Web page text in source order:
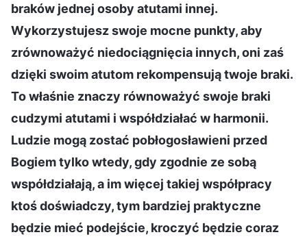
braków jednej osoby atutami innej.
Wykorzystujesz swoje mocne punkty, aby
zrównoważyć niedociągnięcia innych, oni zaś
dzięki swoim atutom rekompensują twoje braki.
To właśnie znaczy równoważyć swoje braki
cudzymi atutami i współdziałać w harmonii.
Ludzie mogą zostać pobłogosławieni przed
Bogiem tylko wtedy, gdy zgodnie ze sobą
współdziałają, a im więcej takiej współpracy
ktoś doświadczy, tym bardziej praktyczne
będzie mieć podejście, kroczyć będzie coraz